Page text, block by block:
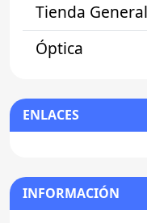
Tienda General
Óptica
ENLACES
INFORMACIÓN